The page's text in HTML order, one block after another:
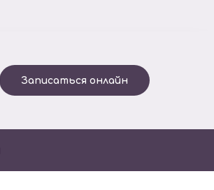
Записаться онлайн